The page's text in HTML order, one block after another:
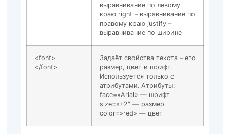
выравнивание по левому
краю right – выравнивание по
правому краю justify –
выравнивание по ширине
<font>
</font>
Задаёт свойства текста – его
размер, цвет и шрифт.
Используется только с
атрибутами. Атрибуты:
face=»Arial» — шрифт
size=»+2″ — размер
color=»red» — цвет